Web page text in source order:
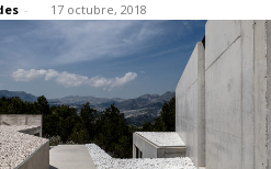
- 17 octubre, 2018